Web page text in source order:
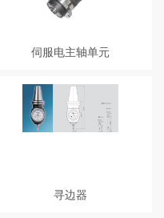
伺服电主轴单元
单元。强劲的 C 轴插补功能，结合
磁感应编码器，分度精度可以达到
0.001°。高动态响应速度，0 ～
5000r/min 高速启停速度 <0.8s。
寻边器